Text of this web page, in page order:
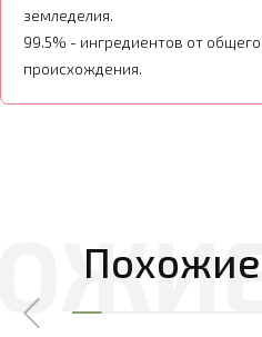
земледелия.
99.5% - ингредиентов от
происхождения.